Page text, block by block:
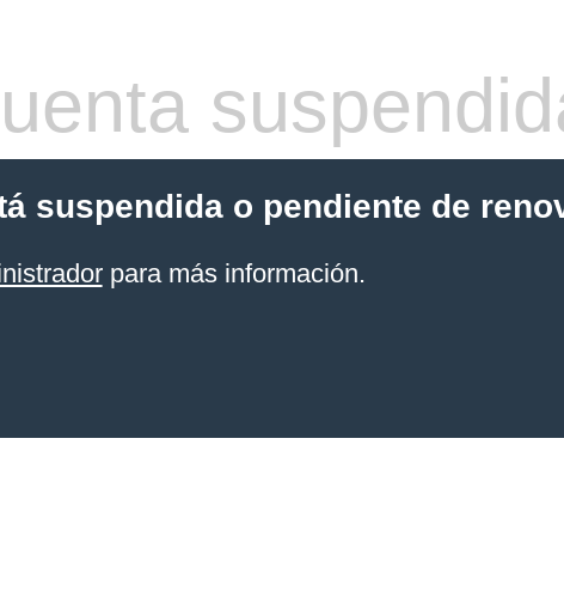
suspendida o pendiente de
para más información.